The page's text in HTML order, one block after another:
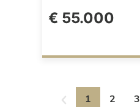
€ 55.000
1 2 3